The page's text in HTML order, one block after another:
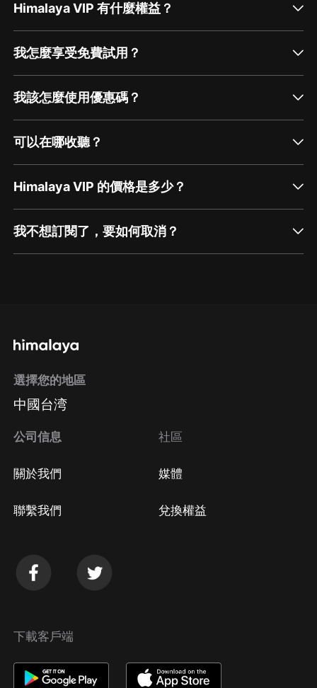
Himalaya VIP 有什麼權益？
我怎麼享受免費試用？
我該怎麼使用優惠碼？
可以在哪收聽？
Himalaya VIP 的價格是多少？
我不想訂閱了，要如何取消？
方法 Google Play取消訂閱方法
選擇您的地區
中國台湾
公司信息
關於我們
聯繫我們
社區
媒體
兌換權益
下載客戶端